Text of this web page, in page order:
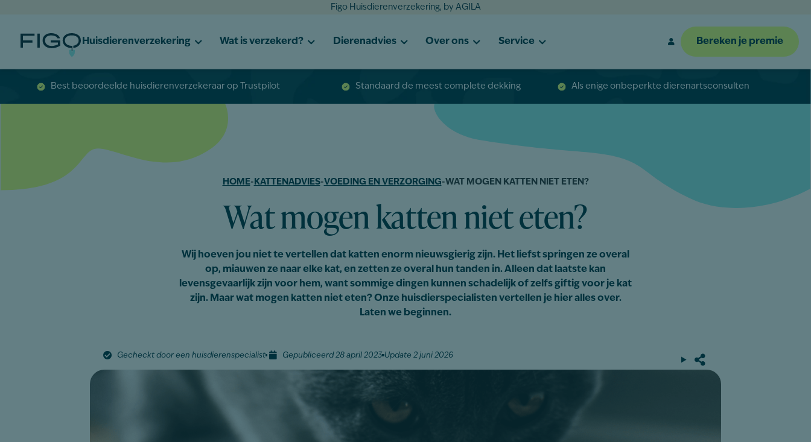
Figo Huisdierenverzekering, by AGILA
Huisdierenverzekering Wat is verzekerd? Dierenadvies Over ons Service Bereken je premie
Best beoordeelde huisdierenverzekeraar op Trustpilot Standaard de meest complete dekking Als enige onbeperkte dierenartsconsulten
HOME- KATTENADVIES-VOEDING EN VERZORGING-WAT MOGEN KATTEN NIET ETEN?
Wat mogen katten niet eten?
Wij hoeven jou niet te vertellen dat katten enorm nieuwsgierig zijn. Het liefst springen ze overal
op, miauwen ze naar elke kat, en zetten ze overal hun tanden in. Alleen dat laatste kan
levensgevaarlijk zijn voor hem, want sommige dingen kunnen schadelijk of zelfs giftig voor je kat
zijn. Maar wat mogen katten niet eten? Onze huisdierspecialisten vertellen je hier alles over.
Laten we beginnen.
Gecheckt door een huisdierenspecialist Gepubliceerd 28 april 2023 Update 2 juni 2026